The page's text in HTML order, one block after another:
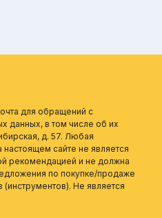
для обращений с
данных, в том числе об их
д. 57. Любая
сайте не является
рекомендацией и не должна
по покупке/продаже
Не является